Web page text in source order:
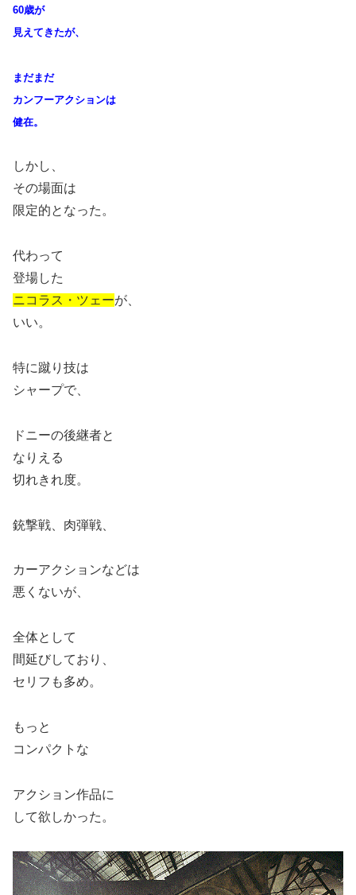
60歳が
見えてきたが、
まだまだ
カンフーアクションは
健在。
しかし、
その場面は
限定的となった。
代わって
登場した
ニコラス・ツェーが、
いい。
特に蹴り技は
シャープで、
ドニーの後継者と
なりえる
切れきれ度。
銃撃戦、肉弾戦、
カーアクションなどは
悪くないが、
全体として
間延びしており、
セリフも多め。
もっと
コンパクトな
アクション作品に
して欲しかった。